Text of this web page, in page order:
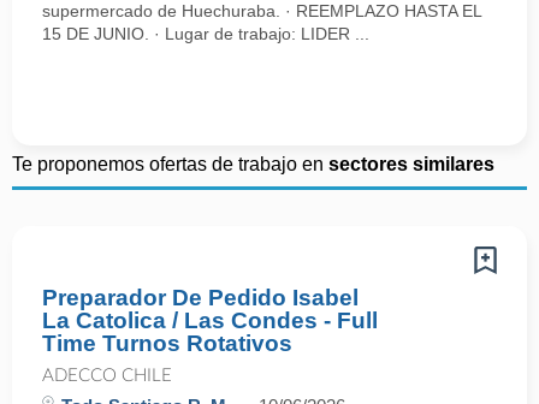
supermercado de Huechuraba. · REEMPLAZO HASTA EL
15 DE JUNIO. · Lugar de trabajo: LIDER ...
Te proponemos ofertas de trabajo en sectores similares
Preparador De Pedido Isabel
La Catolica / Las Condes - Full
Time Turnos Rotativos
ADECCO CHILE